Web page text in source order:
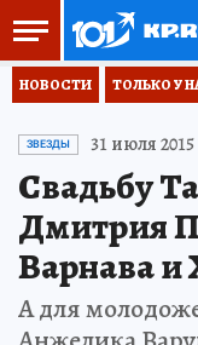
НОВОСТИ ТОЛЬКО У
ЗВЕЗДЫ 31 июля 2015
Свадьбу
Дмитрия
Варнава и
А для